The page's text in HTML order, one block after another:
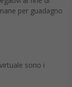
per guadagno
sono i